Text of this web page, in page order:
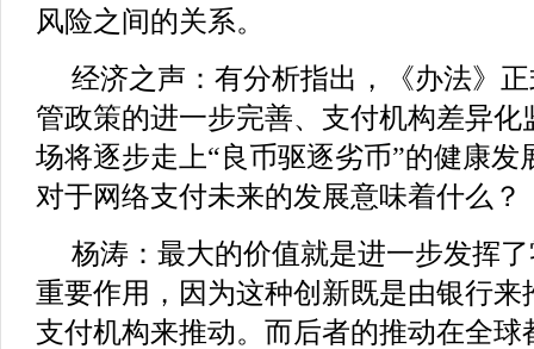
风险之间的关系。
经济之声：有分析指出，《办法》
管政策的进一步完善、支付机构差异化
场将逐步走上“良币驱逐劣币”的健康发
对于网络支付未来的发展意味着什么？
杨涛：最大的价值就是进一步发挥
重要作用，因为这种创新既是由银行来
支付机构来推动。而后者的推动在全